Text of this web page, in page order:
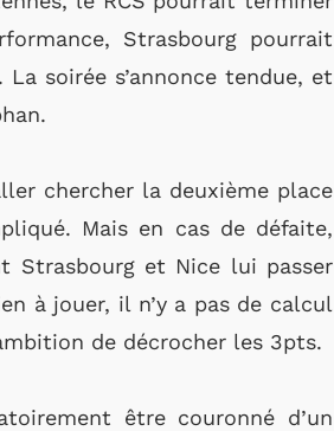
Strasbourg pourrait
soirée s’annonce tendue, et
chercher la deuxième place
Mais en cas de défaite,
Strasbourg et Nice lui passer
à jouer, il n’y a pas de calcul
de décrocher les 3pts.
être couronné d’un